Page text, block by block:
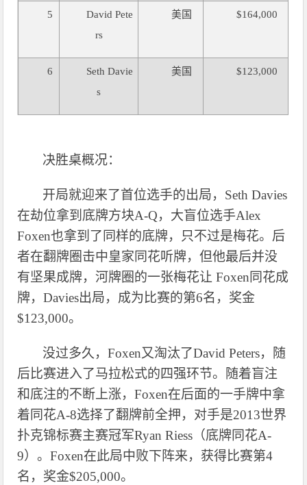
5
David Pete
rs
美国 $164,000
6
Seth Davie
s
美国 $123,000
决胜桌概况：
开局就迎来了首位选手的出局， Seth Davies
在劫位拿到底牌方块A-Q，大盲位选手Alex
Foxen也拿到了同样的底牌，只不过是梅花。后
者在翻牌圈击中皇家同花听牌，但他最后并没
有坚果成牌，河牌圈的一张梅花让 Foxen同花成
牌，Davies出局，成为比赛的第6名，奖金
$123,000。
没过多久，Foxen又淘汰了David Peters，随
后比赛进入了马拉松式的四强环节。随着盲注
和底注的不断上涨，Foxen在后面的一手牌中拿
着同花A-8选择了翻牌前全押，对手是2013世界
扑克锦标赛主赛冠军Ryan Riess（底牌同花A-
9）。Foxen在此局中败下阵来，获得比赛第4
名，奖金$205,000。